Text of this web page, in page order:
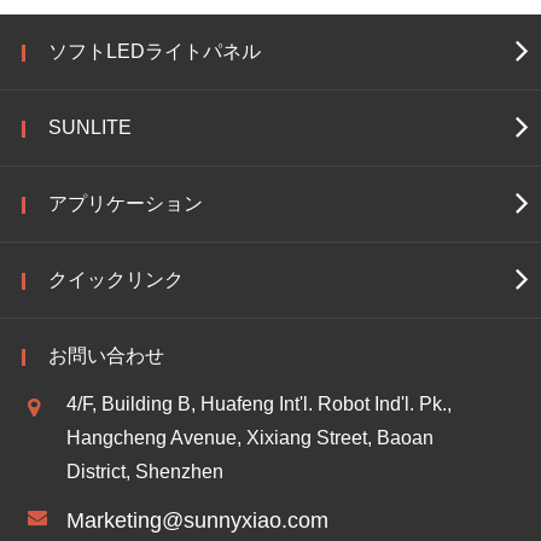
ソフトLEDライトパネル
SUNLITE
アプリケーション
クイックリンク
お問い合わせ
4/F, Building B, Huafeng Int'l. Robot Ind'l. Pk.,
Hangcheng Avenue, Xixiang Street, Baoan
District, Shenzhen
Marketing@sunnyxiao.com